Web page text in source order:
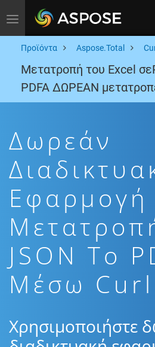
Toggle navigation
Προϊόντα Aspose.Total
Μετατροπή του Excel
PDFA ΔΩΡΕΑΝ
Δωρεάν
Εφαρμογή
JSON To
Μέσω Curl
Χρησιμοποιήστε